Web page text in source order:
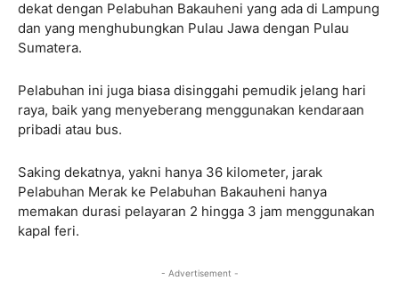
dekat dengan Pelabuhan Bakauheni yang ada di Lampung
dan yang menghubungkan Pulau Jawa dengan Pulau
Sumatera.
Pelabuhan ini juga biasa disinggahi pemudik jelang hari
raya, baik yang menyeberang menggunakan kendaraan
pribadi atau bus.
Saking dekatnya, yakni hanya 36 kilometer, jarak
Pelabuhan Merak ke Pelabuhan Bakauheni hanya
memakan durasi pelayaran 2 hingga 3 jam menggunakan
kapal feri.
- Advertisement -